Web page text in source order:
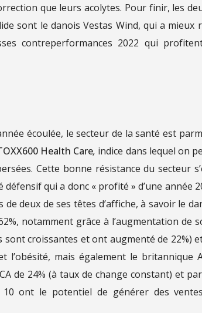
que leurs acolytes. Pour finir, les
sont le danois Vestas Wind, qui a mieux
contreperformances 2022 qui
écoulée, le secteur de la santé est
Health Care, indice dans lequel on
Cette bonne résistance du secteur
qui a donc « profité » d’une année
deux de ses têtes d’affiche, à savoir le
notamment grâce à l’augmentation de
croissantes et ont augmenté de 22%)
mais également le britannique
de 24% (à taux de change constant) et
ont le potentiel de générer des